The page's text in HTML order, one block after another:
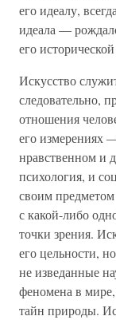
его идеалу,
идеала —
его
Искусство
следовательно,
отношения
его измерениях
нравственном и
психология, и
своим
с какой-либо
точки зрения.
его цельности,
не изведанные
феномена в
тайн природы.